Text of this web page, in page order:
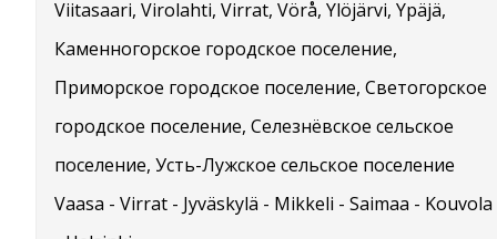
Viitasaari, Virolahti, Virrat, Vörå, Ylöjärvi, Ypäjä,
Каменногорское городское поселение,
Приморское городское поселение, Светогорское
городское поселение, Селезнёвское сельское
поселение, Усть-Лужское сельское поселение
Vaasa - Virrat - Jyväskylä - Mikkeli - Saimaa - Kouvola